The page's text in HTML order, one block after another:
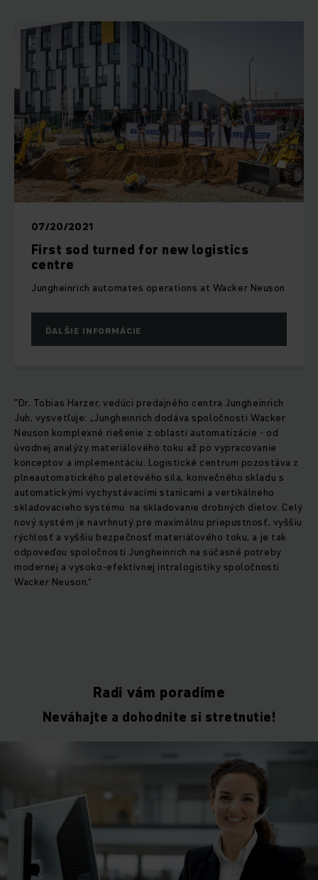
07/20/2021
First sod turned for new logistics
centre
Jungheinrich automates operations at Wacker Neuson
ĎALŠIE INFORMÁCIE
”Dr. Tobias Harzer, vedúci predajného centra Jungheinrich
Juh, vysvetľuje: „Jungheinrich dodáva spoločnosti Wacker
Neuson komplexné riešenie z oblasti automatizácie - od
úvodnej analýzy materiálového toku až po vypracovanie
konceptov a implementáciu. Logistické centrum pozostáva z
plneautomatického paletového sila, konvečného skladu s
automatickými vychystávacími stanicami a vertikálneho
skladovacieho systému na skladovanie drobných dielov. Celý
nový systém je navrhnutý pre maximálnu priepustnosť, vyššiu
rýchlosť a vyššiu bezpečnosť materiálového toku, a je tak
odpoveďou spoločnosti Jungheinrich na súčasné potreby
modernej a vysoko-efektívnej intralogistiky spoločnosti
Wacker Neuson.“
Radi vám poradíme
Neváhajte a dohodnite si stretnutie!